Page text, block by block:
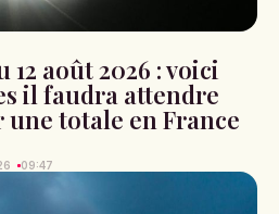
août 2026 : voici
il faudra attendre
une totale en France
09:47